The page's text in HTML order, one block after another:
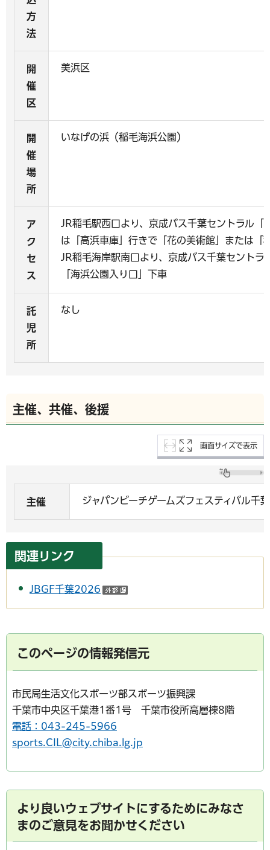
方
法
開
催
区
美浜区
開
催
場
所
いなげの浜（稲毛海浜公園）
ア
ク
セ
ス
JR稲毛駅西口より、京成バス千葉セントラル「
は「高浜車庫」行きで「花の美術館」または「
JR稲毛海岸駅南口より、京成バス千葉セントラ
「海浜公園入り口」下車
託
児
所
なし
主催、共催、後援
画面サイズで表示
主催 ジャパンビーチゲームズフェスティバル千
関連リンク
JBGF千葉2026
このページの情報発信元
市民局生活文化スポーツ部スポーツ振興課
千葉市中央区千葉港1番1号 千葉市役所高層棟8階
電話：043-245-5966
sports.CIL@city.chiba.lg.jp
より良いウェブサイトにするためにみなさ
まのご意見をお聞かせください